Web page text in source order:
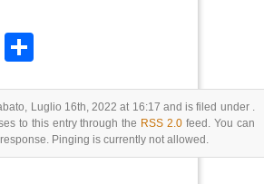
WhatsApp
Luglio 16th, 2022 at 16:17 and is filed under .
to this entry through the RSS 2.0 feed. You can
Pinging is currently not allowed.